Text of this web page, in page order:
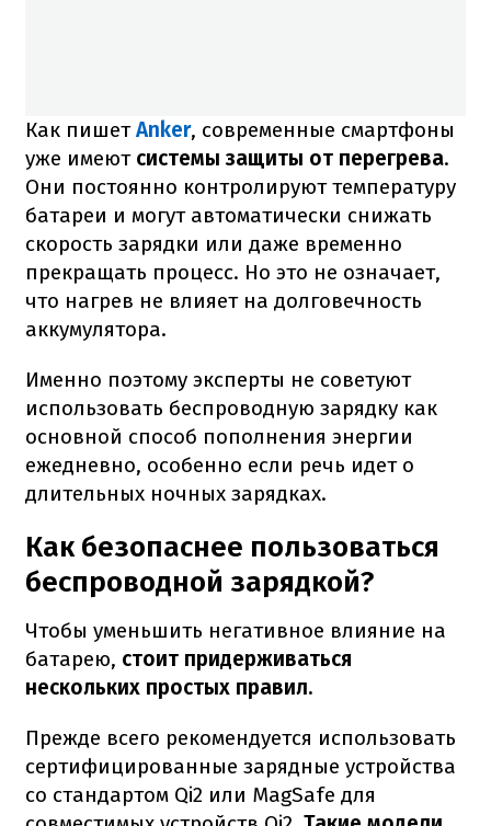
Как пишетAnker, современные смартфоны
уже имеют системы защиты от перегрева.
Они постоянно контролируют температуру
батареи и могут автоматически снижать
скорость зарядки или даже временно
прекращать процесс. Но это не означает,
что нагрев не влияет на долговечность
аккумулятора.
Именно поэтому эксперты не советуют
использовать беспроводную зарядку как
основной способ пополнения энергии
ежедневно, особенно если речь идет о
длительных ночных зарядках.
Как безопаснее пользоваться
беспроводной зарядкой?
Чтобы уменьшить негативное влияние на
батарею, стоит придерживаться
нескольких простых правил.
Прежде всего рекомендуется использовать
сертифицированные зарядные устройства
со стандартом Qi2 или MagSafe для